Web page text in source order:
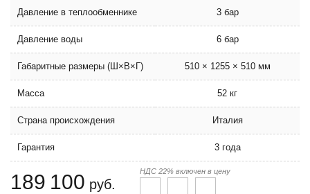
Давление в теплообменнике 3 бар
Давление воды 6 бар
Габаритные размеры (Ш×В×Г) 510 × 1255 × 510 мм
Масса 52 кг
Страна происхождения Италия
Гарантия 3 года
189 100 руб.
НДС 22% включен в цену